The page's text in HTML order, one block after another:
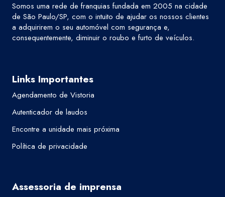
Somos uma rede de franquias fundada em 2005 na cidade
de São Paulo/SP, com o intuito de ajudar os nossos clientes
a adquirirem o seu automóvel com segurança e,
consequentemente, diminuir o roubo e furto de veículos.
Links Importantes
Agendamento de Vistoria
Autenticador de laudos
Encontre a unidade mais próxima
Política de privacidade
Assessoria de imprensa